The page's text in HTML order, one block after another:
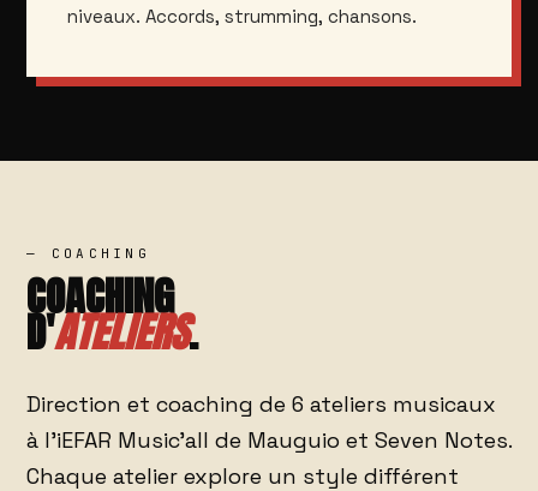
niveaux. Accords, strumming, chansons.
— COACHING
COACHING
D'ATELIERS.
Direction et coaching de 6 ateliers musicaux
à l'iEFAR Music'all de Mauguio et Seven Notes.
Chaque atelier explore un style différent